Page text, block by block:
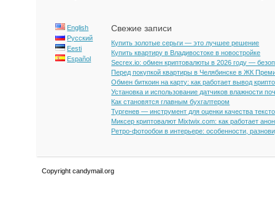
English
Русский
Eesti
Español
Свежие записи
Купить золотые серьги — это лучшее решение
Купить квартиру в Владивостоке в новостройке
Secrex.io: обмен криптовалюты в 2026 году —
Перед покупкой квартиры в Челябинске в ЖК
Обмен биткоин на карту: как работает вывод
Установка и использование датчиков влажности
Как становятся главным бухгалтером
Тургенев — инструмент для оценки качества
Миксер криптовалют Mixtwix.com: как работает
Ретро-фотообои в интерьере: особенности,
Copyright candymail.org